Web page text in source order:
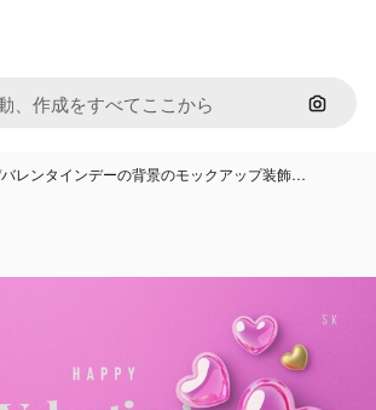
画像で
バレンタインデーの背景のモックアップ装飾…